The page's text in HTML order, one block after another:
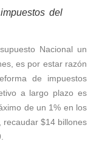
del
Nacional un
es por estar razón
de impuestos
a largo plazo es
de un 1% en los
recaudar $14 billones